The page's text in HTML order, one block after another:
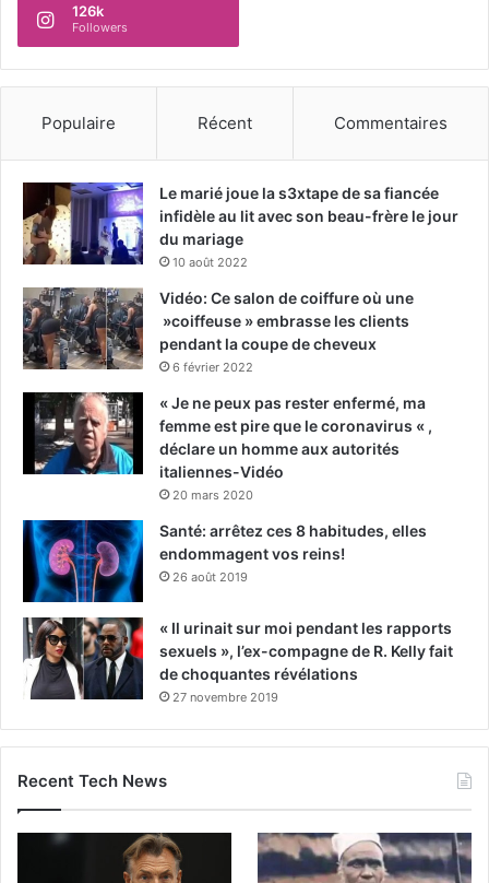
126k
Followers
Populaire Récent Commentaires
Le marié joue la s3xtape de sa fiancée
infidèle au lit avec son beau-frère le jour
du mariage
10 août 2022
Vidéo: Ce salon de coiffure où une
»coiffeuse » embrasse les clients
pendant la coupe de cheveux
6 février 2022
« Je ne peux pas rester enfermé, ma
femme est pire que le coronavirus « ,
déclare un homme aux autorités
italiennes-Vidéo
20 mars 2020
Santé: arrêtez ces 8 habitudes, elles
endommagent vos reins!
26 août 2019
« Il urinait sur moi pendant les rapports
sexuels », l’ex-compagne de R. Kelly fait
de choquantes révélations
27 novembre 2019
Recent Tech News